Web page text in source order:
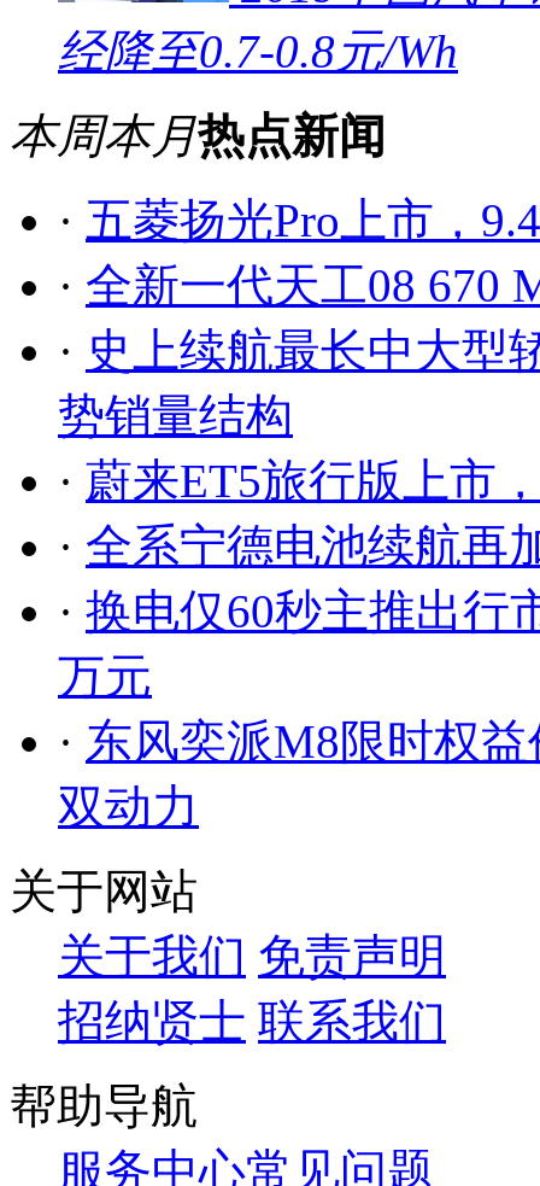
经降至0.7-0.8元/Wh
本周本月热点新闻
· 五菱扬光Pro上市，
· 全新一代天工08 670
· 史上续航最长中大型
势销量结构
· 蔚来ET5旅行版上市
· 全系宁德电池续航再
· 换电仅60秒主推出行
万元
· 东风奕派M8限时权
双动力
关于网站
关于我们 免责声明
招纳贤士 联系我们
帮助导航
服务中心常见问题